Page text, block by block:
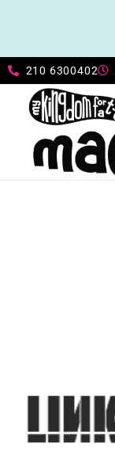
210 6300402